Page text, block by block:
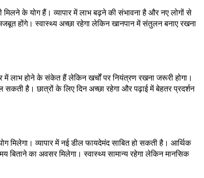
के योग हैं। व्यापार में लाभ बढ़ने की संभावना है और नए लोगों से
होंगे। स्वास्थ्य अच्छा रहेगा लेकिन खानपान में संतुलन बनाए रखना
लाभ होने के संकेत हैं लेकिन खर्चों पर नियंत्रण रखना जरूरी होगा।
है। छात्रों के लिए दिन अच्छा रहेगा और पढ़ाई में बेहतर प्रदर्शन
मिलेगा। व्यापार में नई डील फायदेमंद साबित हो सकती है। आर्थिक
का अवसर मिलेगा। स्वास्थ्य सामान्य रहेगा लेकिन मानसिक